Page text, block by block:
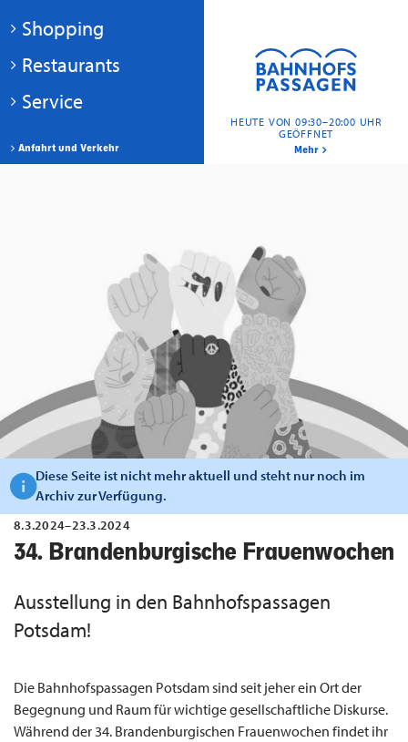
HEUTE VON 09:30–20:00 UHR
GEÖFFNET
Mehr
Anfahrt und Verkehr
Shopping
Restaurants
Service
Diese Seite ist nicht mehr aktuell und steht nur noch im
Archiv zur Verfügung.
8.3.2024–23.3.2024
34. Brandenburgische Frauenwochen
Ausstellung in den Bahnhofspassagen
Potsdam!
Die Bahnhofspassagen Potsdam sind seit jeher ein Ort der
Begegnung und Raum für wichtige gesellschaftliche Diskurse.
Während der 34. Brandenburgischen Frauenwochen findet ihr